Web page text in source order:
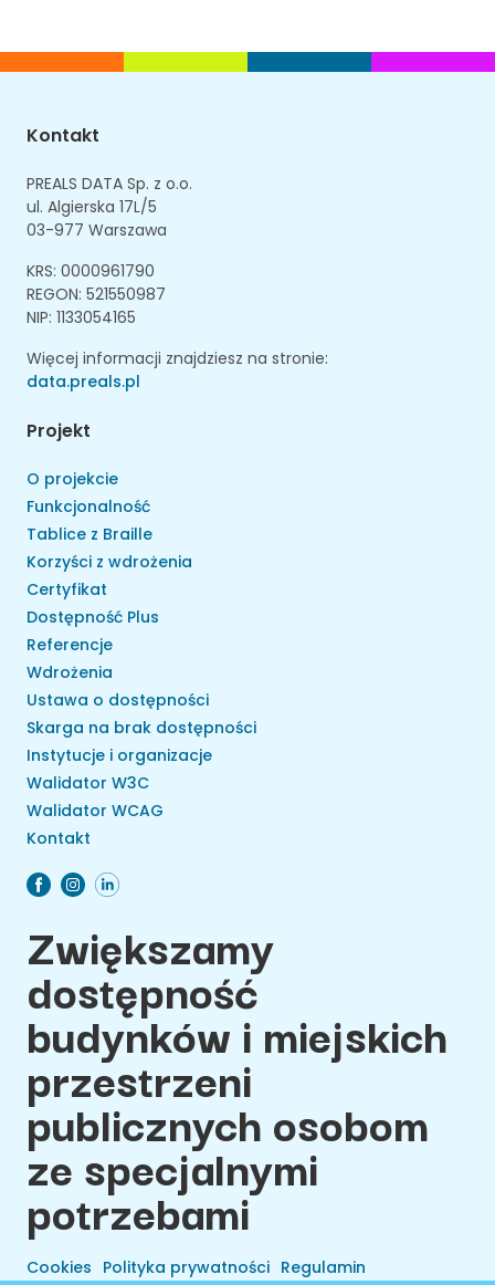
Kontakt
PREALS DATA Sp. z o.o.
ul. Algierska 17L/5
03-977 Warszawa
KRS: 0000961790
REGON: 521550987
NIP: 1133054165
Więcej informacji znajdziesz na stronie:
data.preals.pl
Projekt
O projekcie
Funkcjonalność
Tablice z Braille
Korzyści z wdrożenia
Certyfikat
Dostępność Plus
Referencje
Wdrożenia
Ustawa o dostępności
Skarga na brak dostępności
Instytucje i organizacje
Walidator W3C
Walidator WCAG
Kontakt
Zwiększamy
dostępność
budynków i miejskich
przestrzeni
publicznych osobom
ze specjalnymi
potrzebami
Cookies Polityka prywatności Regulamin